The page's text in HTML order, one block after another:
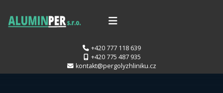
+420 777 118 639
+420 775 487 935
kontakt@pergolyzhliniku.cz